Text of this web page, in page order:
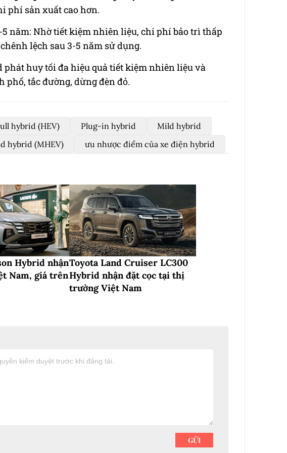
phí sản xuất cao hơn.
năm: Nhờ tiết kiệm nhiên liệu, chi phí bảo trì thấp
lệch sau 3-5 năm sử dụng.
phát huy tối đa hiệu quả tiết kiệm nhiên liệu và
tắc đường, dừng đèn đỏ.
hybrid (HEV) Plug-in hybrid
Mild hybrid
hybrid (MHEV)
ưu nhược điểm của xe điện hybrid
Hybrid nhận
Nam, giá trên
Toyota Land Cruiser LC300
Hybrid nhận đặt cọc tại thị
trường Việt Nam